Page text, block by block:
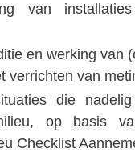
van
en werking van
verrichten van
die
op basis
Checklist